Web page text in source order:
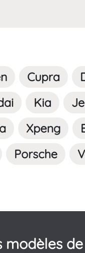
Cupra
Kia
Xpeng
Porsche
modèles